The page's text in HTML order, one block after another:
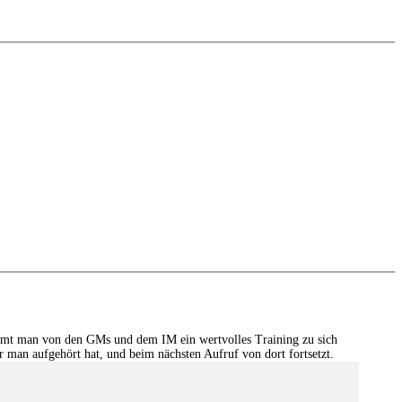
(also on mistakes) and further explanations.
(initial position - final position).
man von den GMs und dem IM ein wertvolles Training zu sich
man aufgehört hat, und beim nächsten Aufruf von dort fortsetzt.